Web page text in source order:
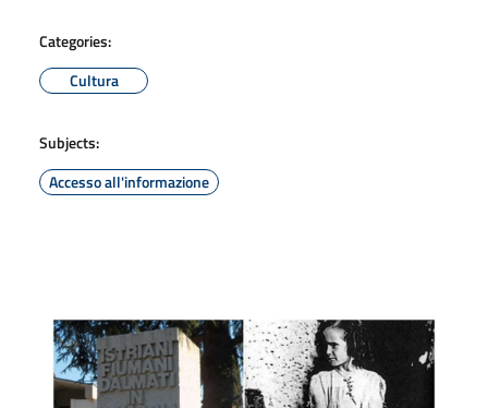
Categories:
Cultura
Subjects:
Accesso all'informazione